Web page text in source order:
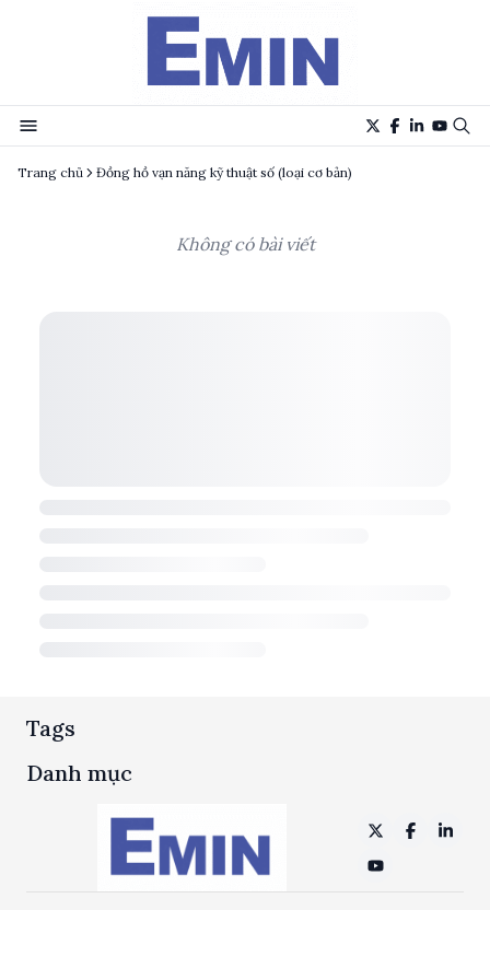
Trang chủ Đồng hồ vạn năng kỹ thuật số (loại cơ bản)
Không có bài viết
Tags
Danh mục